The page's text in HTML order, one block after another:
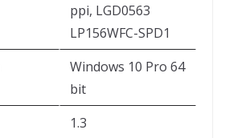
ppi, LGD0563
LP156WFC-SPD1
Windows 10 Pro 64
bit
1.3